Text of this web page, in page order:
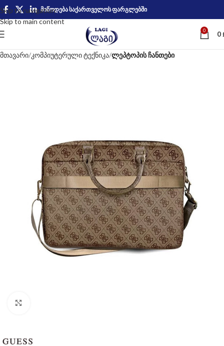
Skip to navigation
Skip to main content
მიწოდება საქართველოს ფარგლებში
0 0
მთავარი კომპიუტერული ტექნიკა ლეპტოპის ჩანთები